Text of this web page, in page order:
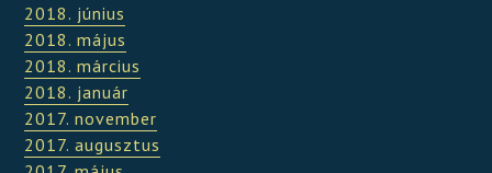
2018. június
2018. május
2018. március
2018. január
2017. november
2017. augusztus